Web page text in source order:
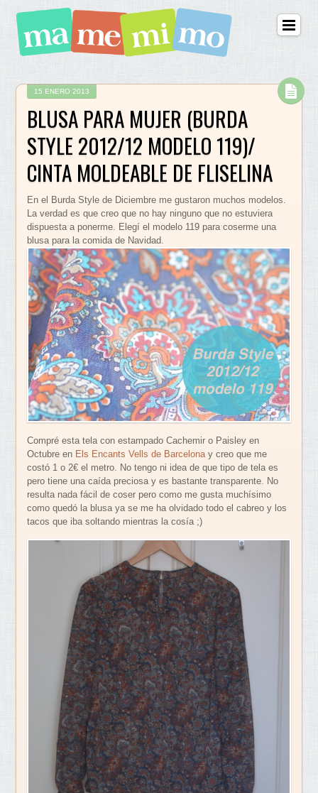
15 ENERO 2013
BLUSA PARA MUJER (BURDA
STYLE 2012/12 MODELO 119)/
CINTA MOLDEABLE DE FLISELINA
En el Burda Style de Diciembre me gustaron muchos modelos.
La verdad es que creo que no hay ninguno que no estuviera
dispuesta a ponerme. Elegí el modelo 119 para coserme una
blusa para la comida de Navidad.
Compré esta tela con estampado Cachemir o Paisley en
Octubre en Els Encants Vells de Barcelona y creo que me
costó 1 o 2€ el metro. No tengo ni idea de que tipo de tela es
pero tiene una caída preciosa y es bastante transparente. No
resulta nada fácil de coser pero como me gusta muchísimo
como quedó la blusa ya se me ha olvidado todo el cabreo y los
tacos que iba soltando mientras la cosía ;)